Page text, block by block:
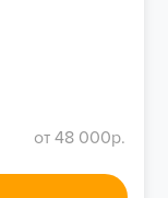
от 48 000р.